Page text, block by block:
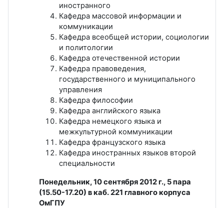
иностранного
Кафедра массовой информации и
коммуникации
Кафедра всеобщей истории, социологии
и политологии
Кафедра отечественной истории
Кафедра правоведения,
государственного и муниципального
управления
Кафедра философии
Кафедра английского языка
Кафедра немецкого языка и
межкультурной коммуникации
Кафедра французского языка
Кафедра иностранных языков второй
специальности
Понедельник, 10 сентября 2012 г., 5 пара
(15.50-17.20) в каб. 221 главного корпуса
ОмГПУ